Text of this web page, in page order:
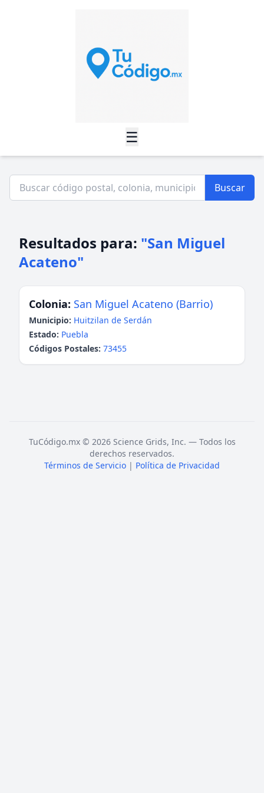
☰
Buscar
Resultados para: "San Miguel
Acateno"
Colonia: San Miguel Acateno (Barrio)
Municipio: Huitzilan de Serdán
Estado: Puebla
Códigos Postales: 73455
TuCódigo.mx © 2026 Science Grids, Inc. — Todos los
derechos reservados.
Términos de Servicio | Política de Privacidad